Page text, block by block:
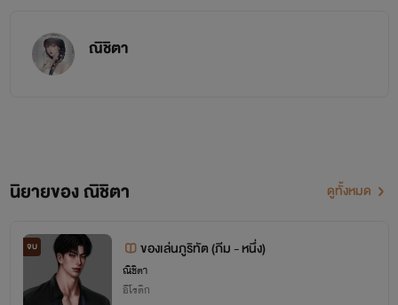
ณิชิตา
นิยายของ ณิชิตา ดูทั้งหมด
จบ ของเล่นภูริทัต (ภีม - หนึ่ง)
ณิชิตา
อีโรติก